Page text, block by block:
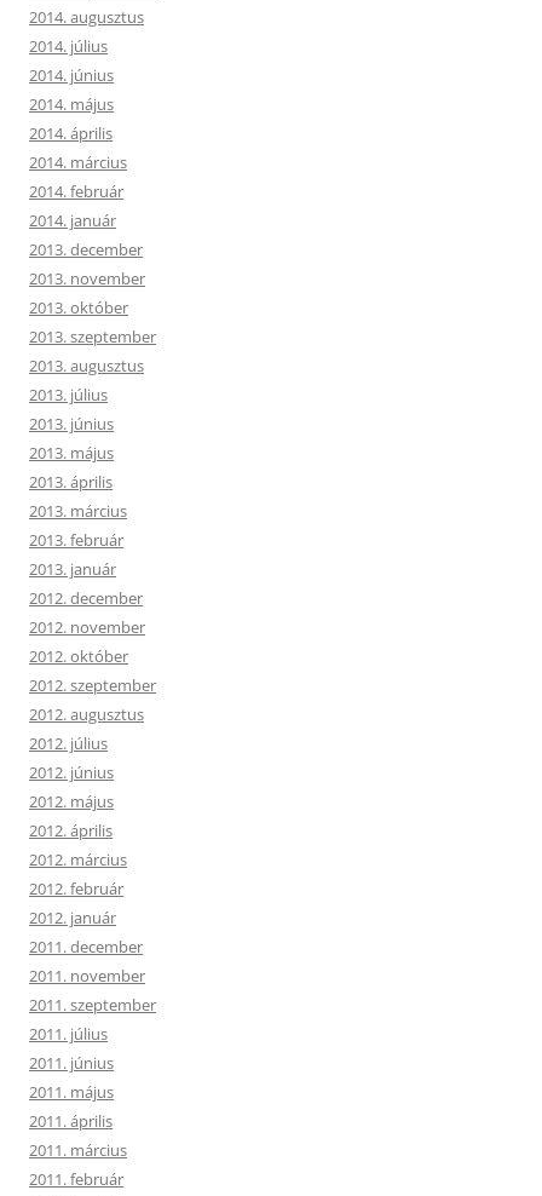
2014. augusztus
2014. július
2014. június
2014. május
2014. április
2014. március
2014. február
2014. január
2013. december
2013. november
2013. október
2013. szeptember
2013. augusztus
2013. július
2013. június
2013. május
2013. április
2013. március
2013. február
2013. január
2012. december
2012. november
2012. október
2012. szeptember
2012. augusztus
2012. július
2012. június
2012. május
2012. április
2012. március
2012. február
2012. január
2011. december
2011. november
2011. szeptember
2011. július
2011. június
2011. május
2011. április
2011. március
2011. február